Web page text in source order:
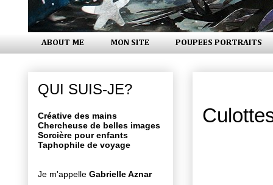
ABOUT ME MON SITE POUPEES PORTRAITS
QUI SUIS-JE?
Créative des mains
Chercheuse de belles images
Sorcière pour enfants
Taphophile de voyage
Je m'appelle Gabrielle Aznar